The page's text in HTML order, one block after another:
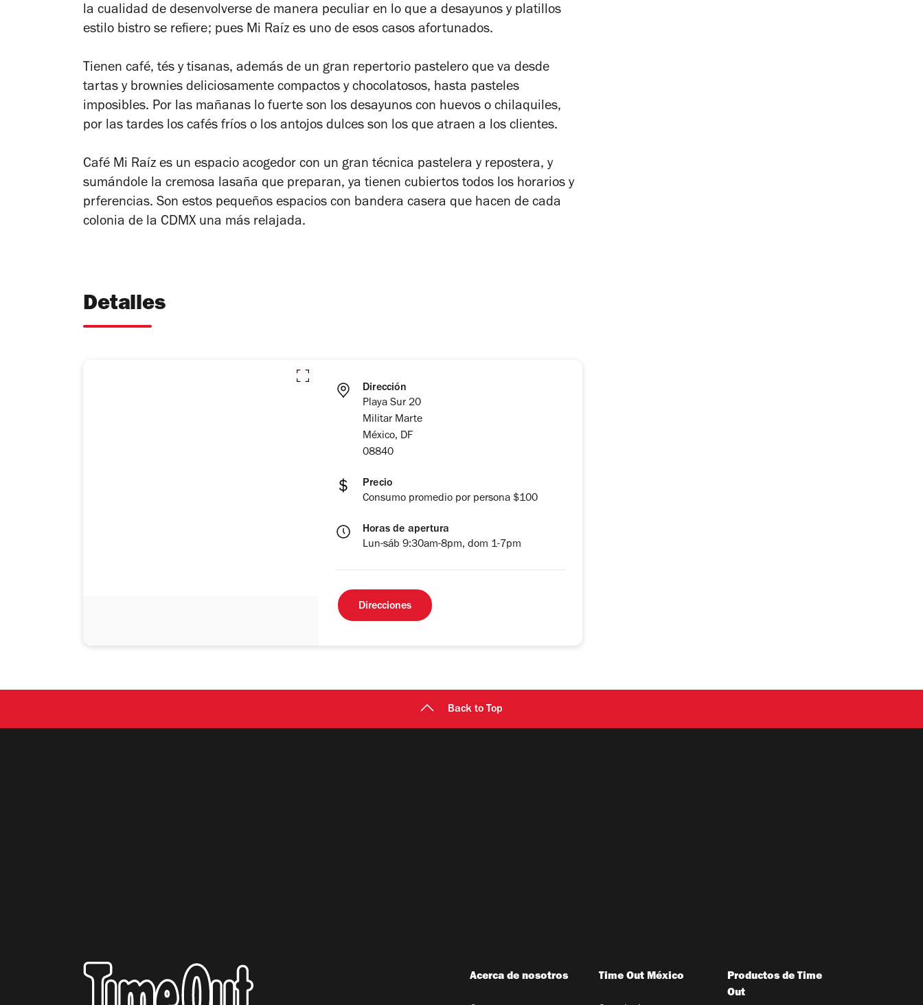
la cualidad de desenvolverse de manera peculiar en lo que a desayunos y platillos
estilo bistro se refiere; pues Mi Raíz es uno de esos casos afortunados.
Tienen café, tés y tisanas, además de un gran repertorio pastelero que va desde
tartas y brownies deliciosamente compactos y chocolatosos, hasta pasteles
imposibles. Por las mañanas lo fuerte son los desayunos con huevos o chilaquiles,
por las tardes los cafés fríos o los antojos dulces son los que atraen a los clientes.
Café Mi Raíz es un espacio acogedor con un gran técnica pastelera y repostera, y
sumándole la cremosa lasaña que preparan, ya tienen cubiertos todos los horarios y
prferencias. Son estos pequeños espacios con bandera casera que hacen de cada
colonia de la CDMX una más relajada.
Detalles
Dirección
Playa Sur 20
Militar Marte
México, DF
08840
Precio
Consumo promedio por persona $100
Horas de apertura
Lun-sáb 9:30am-8pm, dom 1-7pm
Direcciones
Back to Top
Acerca de nosotros Time Out México
Productos de Time
Out